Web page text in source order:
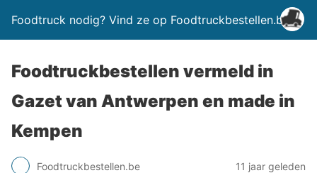
Foodtruck nodig? Vind ze op Foodtruckbestellen.be
Foodtruckbestellen vermeld in
Gazet van Antwerpen en made in
Kempen
Foodtruckbestellen.be 11 jaar geleden